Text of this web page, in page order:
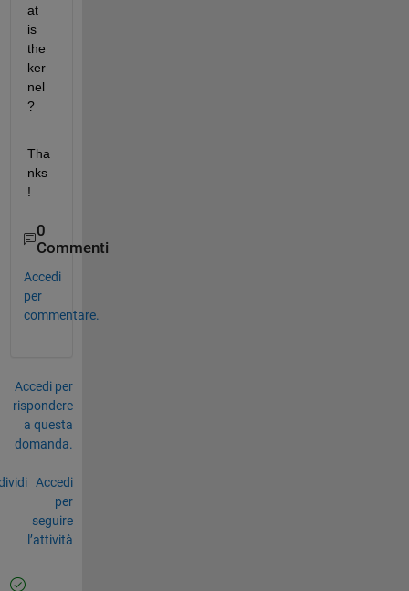
at
is
the
ker
nel
?
Tha
nks
!
0
Commenti
Accedi
per
commentare.
Accedi per
rispondere
a questa
domanda.
Accedi
per
seguire
l’attività